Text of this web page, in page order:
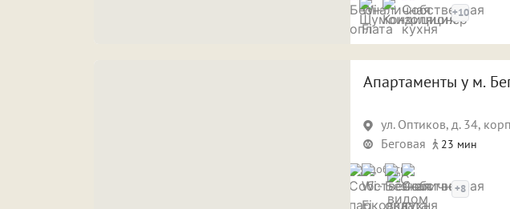
+10
Апартаменты у м.
ул. Оптиков, д. 34,
Беговая
23 мин
Удобства
+8